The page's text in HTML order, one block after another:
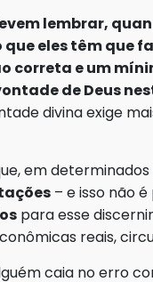
lembrar,
eles têm que
correta e um
de Deus
divina exige
em
– e isso não
para esse
reais,
caia no erro